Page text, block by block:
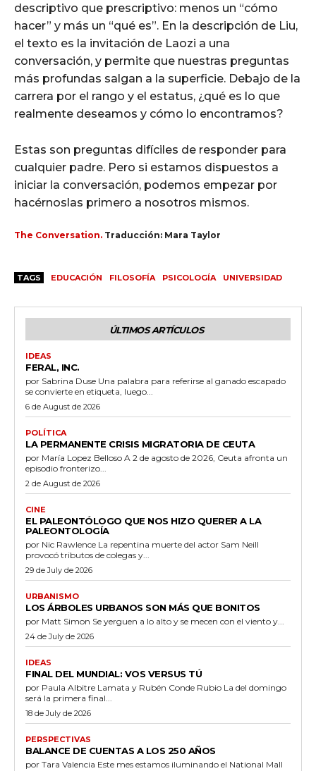
descriptivo que prescriptivo: menos un “cómo
hacer” y más un “qué es”. En la descripción de Liu,
el texto es la invitación de Laozi a una
conversación, y permite que nuestras preguntas
más profundas salgan a la superficie. Debajo de la
carrera por el rango y el estatus, ¿qué es lo que
realmente deseamos y cómo lo encontramos?
Estas son preguntas difíciles de responder para
cualquier padre. Pero si estamos dispuestos a
iniciar la conversación, podemos empezar por
hacérnoslas primero a nosotros mismos.
The Conversation. Traducción: Mara Taylor
TAGS EDUCACIÓN FILOSOFÍA PSICOLOGÍA UNIVERSIDAD
ÚLTIMOS ARTÍCULOS
IDEAS
FERAL, INC.
por Sabrina Duse Una palabra para referirse al ganado escapado
se convierte en etiqueta, luego...
6 de August de 2026
POLÍTICA
LA PERMANENTE CRISIS MIGRATORIA DE CEUTA
por María Lopez Belloso A 2 de agosto de 2026, Ceuta afronta un
episodio fronterizo...
2 de August de 2026
CINE
EL PALEONTÓLOGO QUE NOS HIZO QUERER A LA
PALEONTOLOGÍA
por Nic Rawlence La repentina muerte del actor Sam Neill
provocó tributos de colegas y...
29 de July de 2026
URBANISMO
LOS ÁRBOLES URBANOS SON MÁS QUE BONITOS
por Matt Simon Se yerguen a lo alto y se mecen con el viento y...
24 de July de 2026
IDEAS
FINAL DEL MUNDIAL: VOS VERSUS TÚ
por Paula Albitre Lamata y Rubén Conde Rubio La del domingo
será la primera final...
18 de July de 2026
PERSPECTIVAS
BALANCE DE CUENTAS A LOS 250 AÑOS
por Tara Valencia Este mes estamos iluminando el National Mall